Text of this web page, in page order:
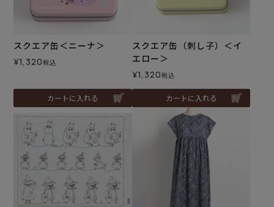
スクエア缶＜ニーナ＞
¥1,320税込
カートに入れる
スクエア缶（刺し子）＜イ
エロー＞
¥1,320税込
カートに入れる